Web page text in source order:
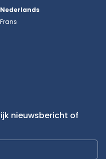
Nederlands
Frans
nieuwsbericht of